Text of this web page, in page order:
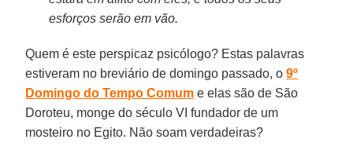
esforços serão em vão.
Quem é este perspicaz psicólogo? Estas palavras
estiveram no breviário de domingo passado, o9º
Domingo do Tempo Comum e elas são de São
Doroteu, monge do século VI fundador de um
mosteiro no Egito. Não soam verdadeiras?